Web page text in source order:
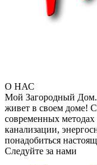
О НАС
Мой Загородный Дом.
живет в своем доме!
современных методах
канализации,
понадобиться
Следуйте за нами